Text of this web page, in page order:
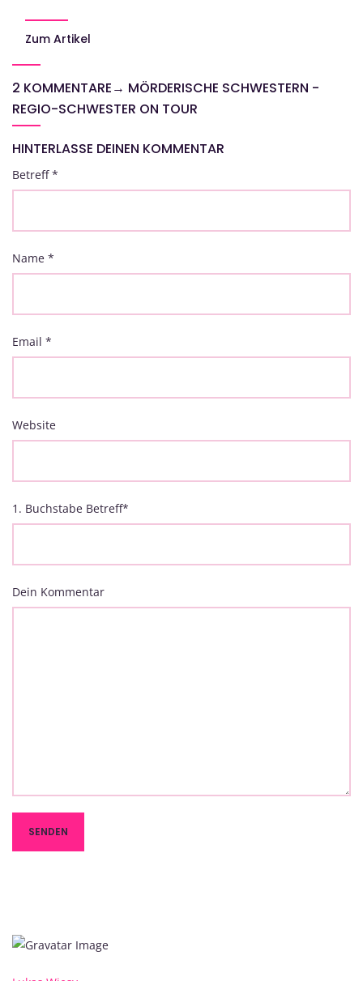
Zum Artikel
2 KOMMENTARE→ MÖRDERISCHE SCHWESTERN -
REGIO-SCHWESTER ON TOUR
HINTERLASSE DEINEN KOMMENTAR
Betreff*
Name *
Email *
Website
1. Buchstabe Betreff*
Dein Kommentar